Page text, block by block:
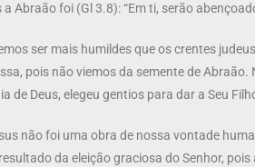
Abraão foi (Gl 3.8): “Em ti, serão
ser mais humildes que os crentes
pois não viemos da semente de
de Deus, elegeu gentios para dar a Seu
não foi uma obra de nossa vontade
da eleição graciosa do Senhor,